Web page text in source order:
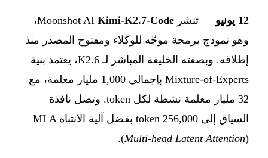
12 يونيو — تنشر Moonshot AI Kimi-K2.7-Code
،
وهو نموذج برمجة موجّه للوكلاء ومفتوح المصدر منذ
إطلاقه. وبصفته الخليفة المباشر لـ K2.6، يعتمد بنية
Mixture-of-Experts بإجمالي 1,000 مليار معلمة، مع
32 مليار معلمة نشطة لكل token. وتصل نافذة
السياق إلى 256,000 token بفضل آلية الانتباه MLA
(Multi-head Latent Attention).